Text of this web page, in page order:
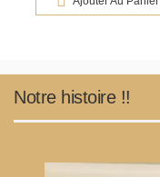
Notre histoire !!